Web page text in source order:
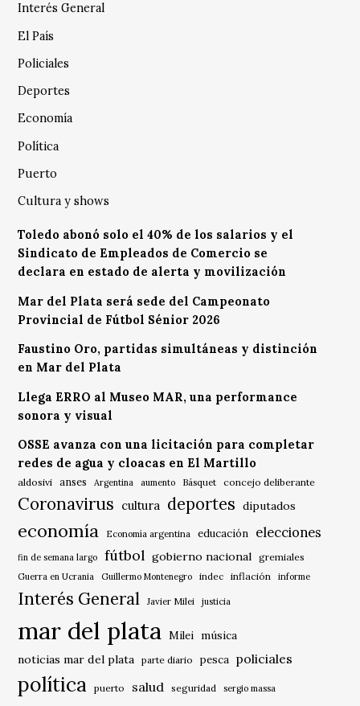
Interés General
El País
Policiales
Deportes
Economía
Política
Puerto
Cultura y shows
Toledo abonó solo el 40% de los salarios y el
Sindicato de Empleados de Comercio se
declara en estado de alerta y movilización
Mar del Plata será sede del Campeonato
Provincial de Fútbol Sénior 2026
Faustino Oro, partidas simultáneas y distinción
en Mar del Plata
Llega ERRO al Museo MAR, una performance
sonora y visual
OSSE avanza con una licitación para completar
redes de agua y cloacas en El Martillo
aldosivi anses Argentina aumento Básquet concejo deliberante
Coronavirus cultura deportes diputados
economía Economía argentina educación elecciones
fin de semana largo fútbol gobierno nacional gremiales
Guerra en Ucrania Guillermo Montenegro indec inflación informe
Interés General Javier Milei justicia
mar del plata Milei música
noticias mar del plata
parte diario pesca policiales
política puerto salud seguridad sergio massa